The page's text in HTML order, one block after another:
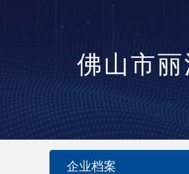
佛山市
企业档案